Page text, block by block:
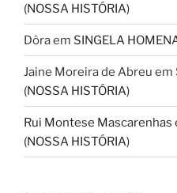
(NOSSA HISTÓRIA)
Dôraem SINGELA
Jaine Moreira de Abreu em
(NOSSA HISTÓRIA)
Rui Montese Mascarenhas
(NOSSA HISTÓRIA)